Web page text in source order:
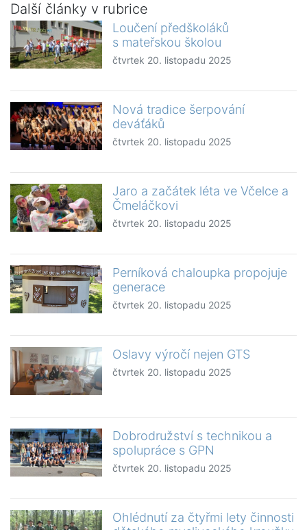
Další články v rubrice
Loučení předškoláků
s mateřskou školou
čtvrtek 20. listopadu 2025
Nová tradice šerpování
deváťáků
čtvrtek 20. listopadu 2025
Jaro a začátek léta ve Včelce a
Čmeláčkovi
čtvrtek 20. listopadu 2025
Perníková chaloupka propojuje
generace
čtvrtek 20. listopadu 2025
Oslavy výročí nejen GTS
čtvrtek 20. listopadu 2025
Dobrodružství s technikou a
spolupráce s GPN
čtvrtek 20. listopadu 2025
Ohlédnutí za čtyřmi lety činnosti